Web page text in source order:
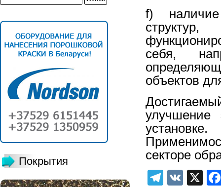
Покрытия
f)
себя,
объектов
улучшение
установке.
секторе
VK X